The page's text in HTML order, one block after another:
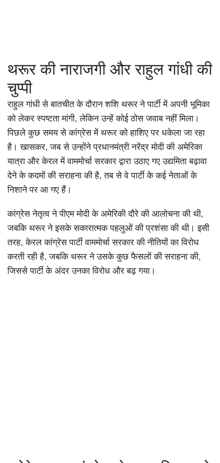
थरूर की नाराजगी और राहुल गांधी की
चुप्पी
राहुल गांधी से बातचीत के दौरान शशि थरूर ने पार्टी में अपनी भूमिका
को लेकर स्पष्टता मांगी, लेकिन उन्हें कोई ठोस जवाब नहीं मिला।
पिछले कुछ समय से कांग्रेस में थरूर को हाशिए पर धकेला जा रहा
है। खासकर, जब से उन्होंने प्रधानमंत्री नरेंद्र मोदी की अमेरिका
यात्रा और केरल में वाममोर्चा सरकार द्वारा उठाए गए उद्यमिता बढ़ावा
देने के कदमों की सराहना की है, तब से वे पार्टी के कई नेताओं के
निशाने पर आ गए हैं।
कांग्रेस नेतृत्व ने पीएम मोदी के अमेरिकी दौरे की आलोचना की थी,
जबकि थरूर ने इसके सकारात्मक पहलुओं की प्रशंसा की थी। इसी
तरह, केरल कांग्रेस पार्टी वाममोर्चा सरकार की नीतियों का विरोध
करती रही है, जबकि थरूर ने उसके कुछ फैसलों की सराहना की,
जिससे पार्टी के अंदर उनका विरोध और बढ़ गया।